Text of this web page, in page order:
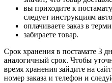
вы приходите к
следует инструкциям
оплачиваете заказ в
забираете товар.
Срок хранения в постамате 3
аналогичный срок. Чтобы
время хранения зайдите на
номер заказа и телефон и